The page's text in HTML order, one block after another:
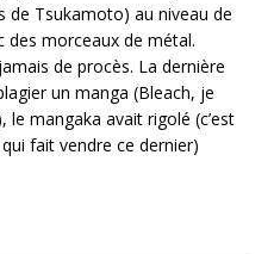
de Tsukamoto) au niveau de
des morceaux de métal.
de procès. La dernière
un manga (Bleach, je
le mangaka avait rigolé (c’est
qui fait vendre ce dernier)